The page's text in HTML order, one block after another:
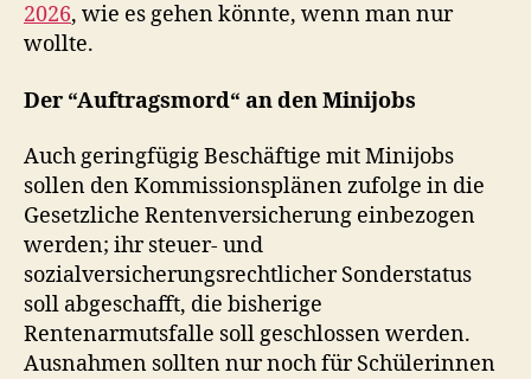
2026, wie es gehen könnte, wenn man nur
wollte.
Der “Auftragsmord“ an den Minijobs
Auch geringfügig Beschäftige mit Minijobs
sollen den Kommissionsplänen zufolge in die
Gesetzliche Rentenversicherung einbezogen
werden; ihr steuer- und
sozialversicherungsrechtlicher Sonderstatus
soll abgeschafft, die bisherige
Rentenarmutsfalle soll geschlossen werden.
Ausnahmen sollten nur noch für Schülerinnen